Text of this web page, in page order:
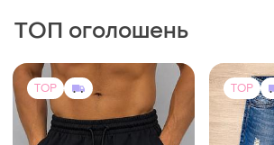
TOP TOP